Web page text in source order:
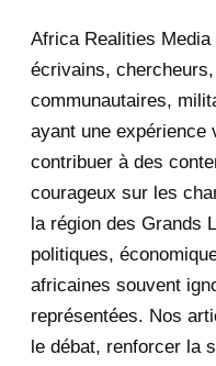
October
Africa Realities
écrivains,
communautaires,
ayant une expérience
contribuer à des
courageux sur les
la région des Grands
politiques,
africaines souvent
représentées. Nos
le débat, renforcer la